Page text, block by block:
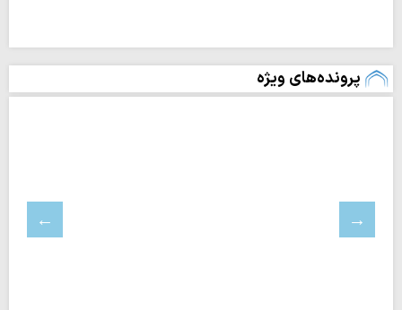
پرونده‌های ویژه